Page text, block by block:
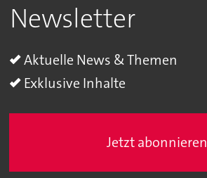
Newsletter
Aktuelle News & Themen
Exklusive Inhalte
Jetzt abonnieren